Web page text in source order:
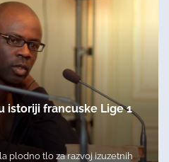
istoriji francuske Lige 1
plodno tlo za razvoj izuzetnih